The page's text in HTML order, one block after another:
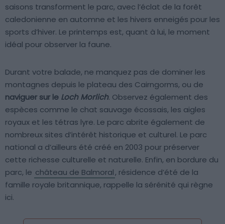
saisons transforment le parc, avec l’éclat de la forêt
caledonienne en automne et les hivers enneigés pour les
sports d’hiver. Le printemps est, quant à lui, le moment
idéal pour observer la faune.
Durant votre balade, ne manquez pas de dominer les
montagnes depuis le plateau des Cairngorms, ou de
naviguer sur le Loch Morlich. Observez également des
espèces comme le chat sauvage écossais, les aigles
royaux et les tétras lyre. Le parc abrite également de
nombreux sites d’intérêt historique et culturel. Le parc
national a d’ailleurs été créé en 2003 pour préserver
cette richesse culturelle et naturelle. Enfin, en bordure du
parc, le château de Balmoral, résidence d’été de la
famille royale britannique, rappelle la sérénité qui règne
ici.